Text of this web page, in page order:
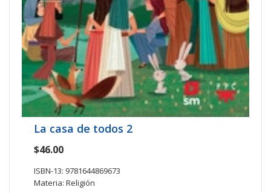
La casa de todos 2
$46.00
ISBN-13: 9781644869673
Materia: Religión